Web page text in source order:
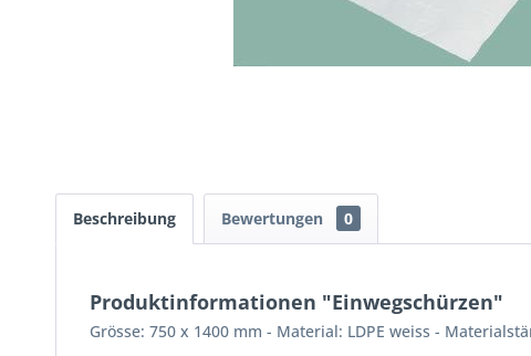
Beschreibung Bewertungen 0
Produktinformationen "Einwegschürzen"
Grösse: 750 x 1400 mm - Material: LDPE weiss -